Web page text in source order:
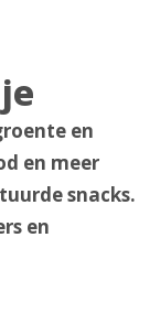
en
en meer
snacks.
en